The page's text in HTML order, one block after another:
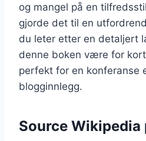
og mangel på en
gjorde det til en
du leter etter en detaljert
denne boken være for
perfekt for en konferanse
blogginnlegg.
Source